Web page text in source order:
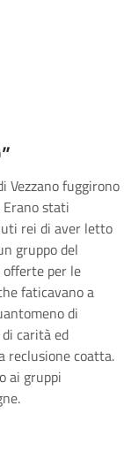
Vezzano fuggirono
Erano stati
rei di aver letto
gruppo del
offerte per le
faticavano a
di
carità ed
reclusione coatta.
ai gruppi